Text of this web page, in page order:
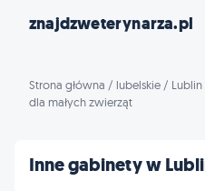
znajdzweterynarza.pl
Strona główna / lubelskie / Lublin
dla małych zwierząt
Inne gabinety w